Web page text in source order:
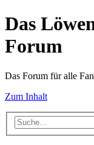
Das
Forum
Das Forum für alle
Zum Inhalt